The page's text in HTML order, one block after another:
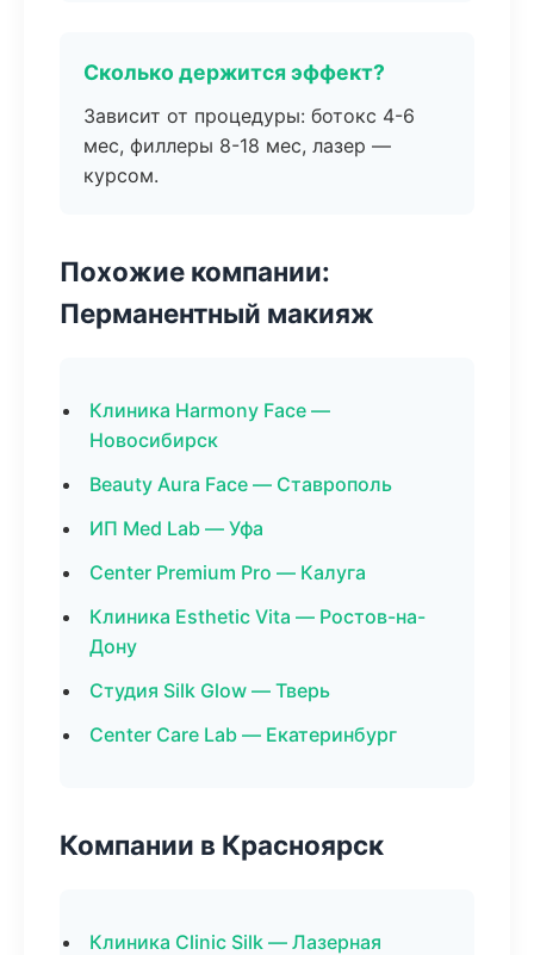
Сколько держится эффект?
Зависит от процедуры: ботокс 4-6
мес, филлеры 8-18 мес, лазер —
курсом.
Похожие компании:
Перманентный макияж
Клиника Harmony Face —
Новосибирск
Beauty Aura Face — Ставрополь
ИП Med Lab — Уфа
Center Premium Pro — Калуга
Клиника Esthetic Vita — Ростов-на-
Дону
Студия Silk Glow — Тверь
Center Care Lab — Екатеринбург
Компании в Красноярск
Клиника Clinic Silk — Лазерная